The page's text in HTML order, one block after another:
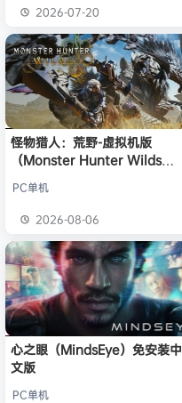
2026-07-20
怪物猎人：荒野-虚拟机版
（Monster Hunter Wilds
PC单机
2026-08-06
心之眼（MindsEye）免安装中
文版
PC单机